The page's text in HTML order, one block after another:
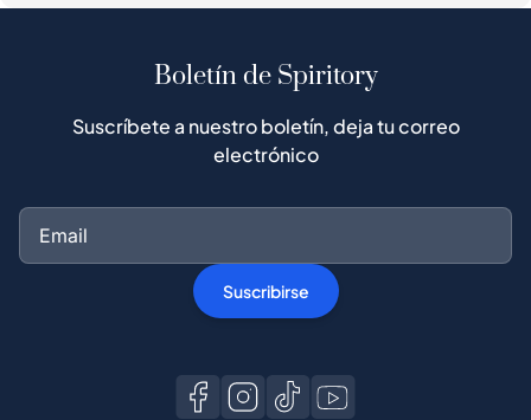
Boletín de Spiritory
Suscríbete a nuestro boletín, deja tu correo
electrónico
Suscribirse